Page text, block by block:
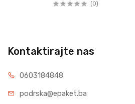
(0)
Kontaktirajte nas
0603184848
podrska@epaket.ba